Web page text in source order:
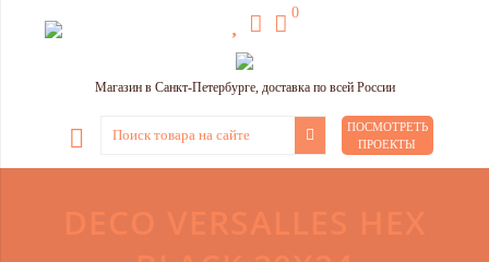
0
Магазин в Санкт-Петербурге, доставка по всей России
ПОСМОТРЕТЬ
ПРОЕКТЫ